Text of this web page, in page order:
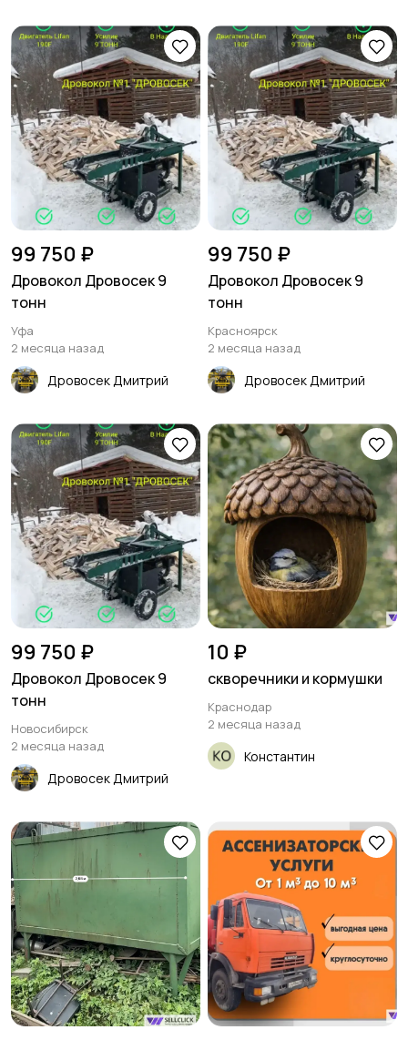
99 750 ₽
Дровокол Дровосек 9
тонн
Уфа
2 месяца назад
Дровосек Дмитрий
99 750 ₽
Дровокол Дровосек 9
тонн
Красноярск
2 месяца назад
Дровосек Дмитрий
99 750 ₽
Дровокол Дровосек 9
тонн
Новосибирск
2 месяца назад
Дровосек Дмитрий
10 ₽
скворечники и кормушки
Краснодар
2 месяца назад
Константин